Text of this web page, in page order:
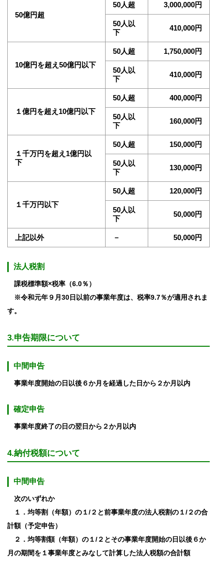
50億円超
50人超 3,000,000円
50人以
下
410,000円
10億円を超え50億円以下
50人超 1,750,000円
50人以
下
410,000円
１億円を超え10億円以下
50人超 400,000円
50人以
下
160,000円
１千万円を超え1億円以
下
50人超 150,000円
50人以
下
130,000円
１千万円以下
50人超 120,000円
50人以
下
50,000円
上記以外 － 50,000円
法人税割
課税標準額×税率（6.0％）
※令和元年９月30日以前の事業年度は、税率9.7％が適用されま
す。
3.申告期限について
中間申告
事業年度開始の日以後６か月を経過した日から２か月以内
確定申告
事業年度終了の日の翌日から２か月以内
4.納付税額について
中間申告
次のいずれか
１．均等割（年額）の１/２と前事業年度の法人税割の１/２の合
計額（予定申告）
２．均等割額（年額）の１/２ とその事業年度開始の日以後６か
月の期間を１事業年度とみなして計算した法人税額の合計額